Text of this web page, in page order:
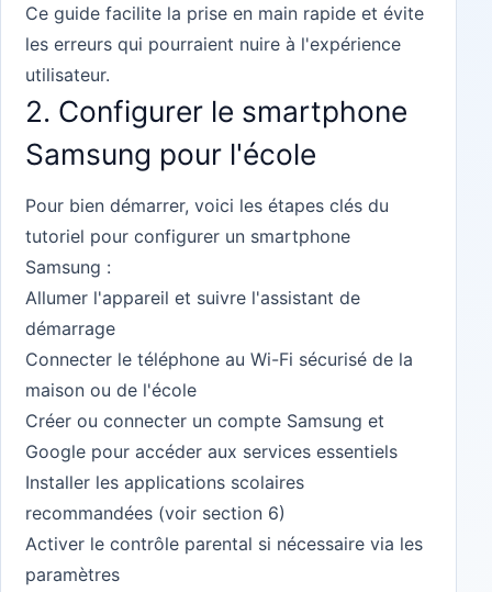
Ce guide facilite la prise en main rapide et évite
les erreurs qui pourraient nuire à l'expérience
utilisateur.
2. Configurer le smartphone
Samsung pour l'école
Pour bien démarrer, voici les étapes clés du
tutoriel pour configurer un smartphone
Samsung :
Allumer l'appareil et suivre l'assistant de
démarrage
Connecter le téléphone au Wi-Fi sécurisé de la
maison ou de l'école
Créer ou connecter un compte Samsung et
Google pour accéder aux services essentiels
Installer les applications scolaires
recommandées (voir section 6)
Activer le contrôle parental si nécessaire via les
paramètres